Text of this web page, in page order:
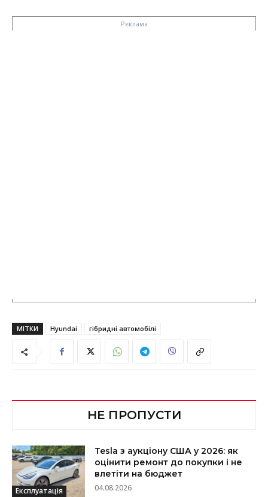
МІТКИ Hyundai гібридні автомобілі
НЕ ПРОПУСТИ
Експлуатація
Tesla з аукціону США у 2026: як
оцінити ремонт до покупки і не
влетіти на бюджет
04.08.2026